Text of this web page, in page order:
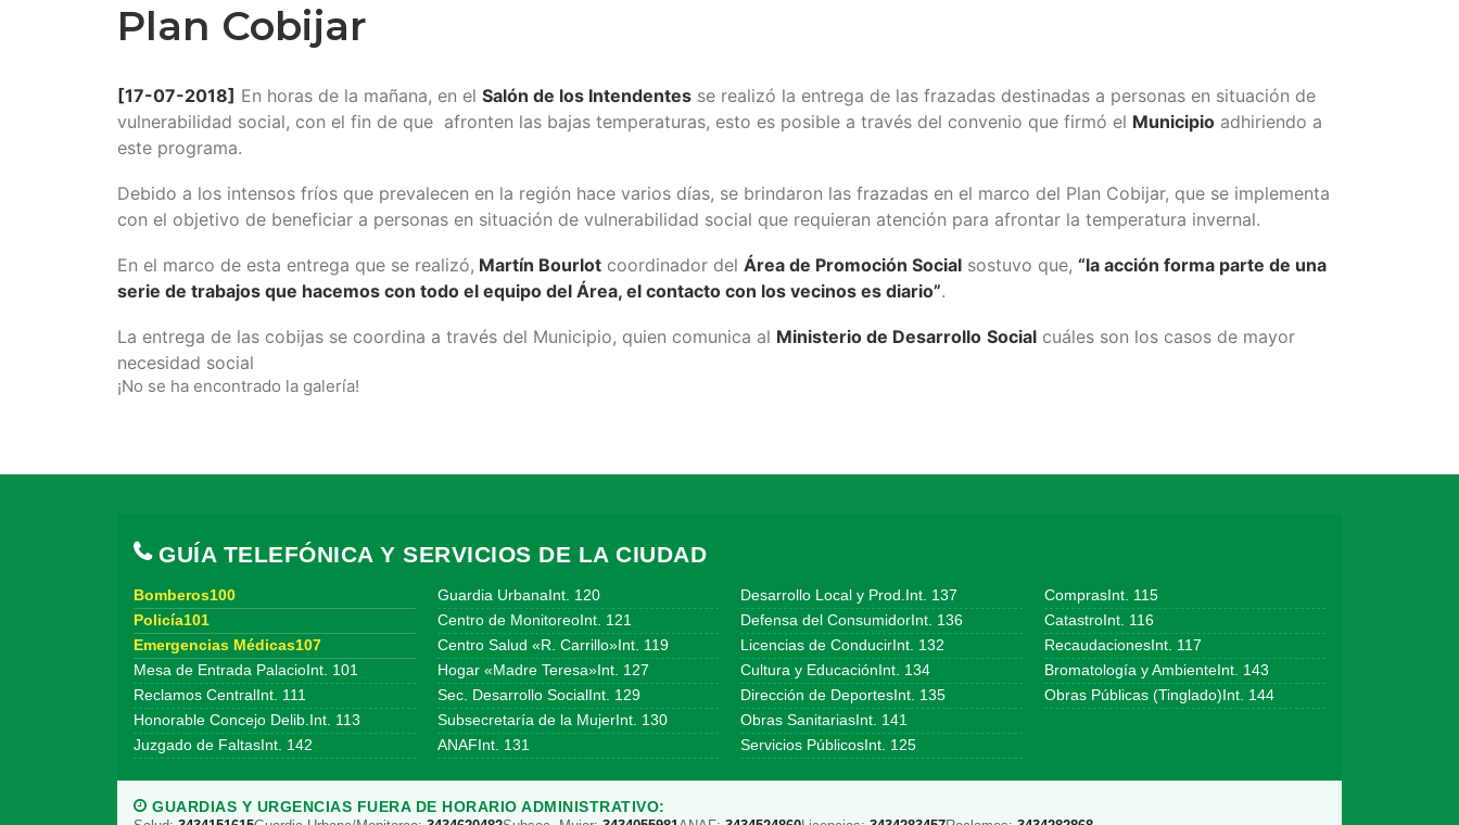
Plan Cobijar
[17-07-2018] En horas de la mañana, en el Salón de los Intendentes se realizó la entrega de las frazadas destinadas a personas en situación de
vulnerabilidad social, con el fin de que afronten las bajas temperaturas, esto es posible a través del convenio que firmó el Municipio adhiriendo a
este programa.
Debido a los intensos fríos que prevalecen en la región hace varios días, se brindaron las frazadas en el marco del Plan Cobijar, que se implementa
con el objetivo de beneficiar a personas en situación de vulnerabilidad social que requieran atención para afrontar la temperatura invernal.
En el marco de esta entrega que se realizó, Martín Bourlot coordinador del Área de Promoción Social sostuvo que, “la acción forma parte de una
serie de trabajos que hacemos con todo el equipo del Área, el contacto con los vecinos es diario”.
La entrega de las cobijas se coordina a través del Municipio, quien comunica al Ministerio de Desarrollo Social cuáles son los casos de mayor
necesidad social
¡No se ha encontrado la galería!
GUÍA TELEFÓNICA Y SERVICIOS DE LA CIUDAD
Bomberos100
Policía101
Emergencias Médicas107
Mesa de Entrada PalacioInt. 101
Reclamos CentralInt. 111
Honorable Concejo Delib.Int. 113
Juzgado de FaltasInt. 142
Guardia UrbanaInt. 120
Centro de MonitoreoInt. 121
Centro Salud «R. Carrillo»Int. 119
Hogar «Madre Teresa»Int. 127
Sec. Desarrollo SocialInt. 129
Subsecretaría de la MujerInt. 130
ANAFInt. 131
Desarrollo Local y Prod.Int. 137
Defensa del ConsumidorInt. 136
Licencias de ConducirInt. 132
Cultura y EducaciónInt. 134
Dirección de DeportesInt. 135
Obras SanitariasInt. 141
Servicios PúblicosInt. 125
ComprasInt. 115
CatastroInt. 116
RecaudacionesInt. 117
Bromatología y AmbienteInt. 143
Obras Públicas (Tinglado)Int. 144
GUARDIAS Y URGENCIAS FUERA DE HORARIO ADMINISTRATIVO: